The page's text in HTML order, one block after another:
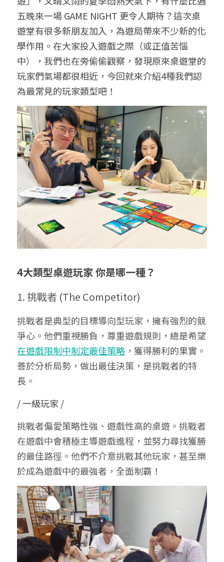
五晚來一場 GAME NIGHT 更令人期待？這次桌
遊堂有很多新朋友加入，為遊局帶來不少新的化
學作用。在大家投入遊戲之際（或正值苦惱
中），我們也在旁偷偷觀察，發現原來桌遊堂的
玩家們氣場都很相近，今回就來介紹4種我們認
為最常見的玩家類型吧！
4大類型桌遊玩家 你是哪一種？
1. 挑戰者 (The Competitor)
挑戰者是典型的目標導向型玩家，擁有強烈的競
爭心。他們重視勝負，尊重遊戲規則，總是希望
在遊戲限制中制定最佳策略 ，獲得勝利的果實。
善於分析局勢，做出最佳決策，是挑戰者的特
長。
/ 一級玩家 /
挑戰者偏愛策略性強、遊戲性高的桌遊。挑戰者
在遊戲中會積極主導遊戲進程，並努力尋找獲勝
的最佳路徑。他們不介意挑戰其他玩家，甚至樂
於成為遊戲中的最強者，全面制霸！